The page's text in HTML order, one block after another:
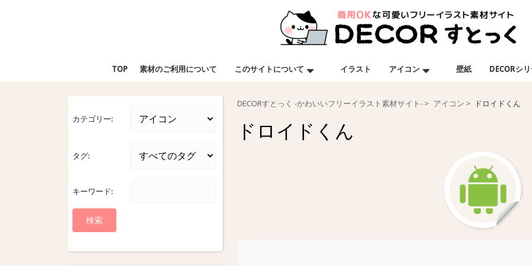
TOP 素材のご利用について このサイトについて イラスト アイコン 壁紙 DECORシ
カテゴリー:
タグ:
キーワード:
DECORすとっく -かわいいフリーイラスト素材サイト- アイコン ドロイドくん
ドロイドくん